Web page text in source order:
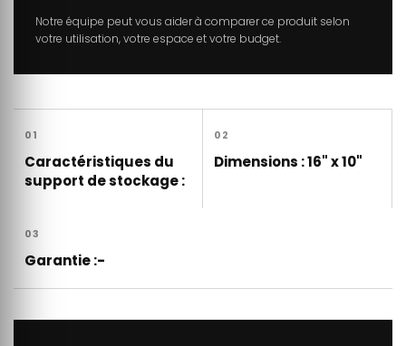
Notre équipe peut vous aider à comparer ce produit selon
votre utilisation, votre espace et votre budget.
01
Caractéristiques du
support de stockage :
02
Dimensions : 16" x 10"
03
Garantie :-